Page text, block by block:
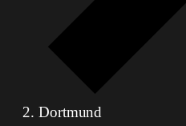
Dortmund